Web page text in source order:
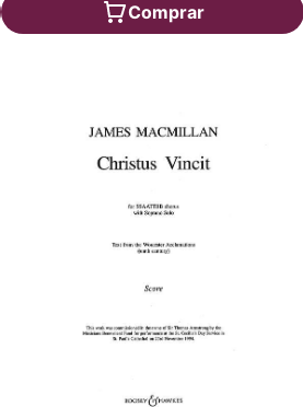
Comprar